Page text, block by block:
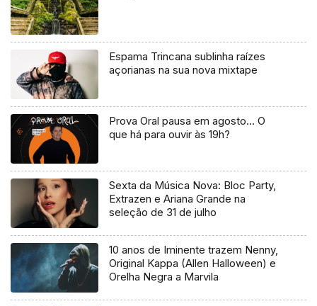
Espama Trincana sublinha raízes
açorianas na sua nova mixtape
Prova Oral pausa em agosto… O
que há para ouvir às 19h?
Sexta da Música Nova: Bloc Party,
Extrazen e Ariana Grande na
seleção de 31 de julho
10 anos de Iminente trazem Nenny,
Original Kappa (Allen Halloween) e
Orelha Negra a Marvila